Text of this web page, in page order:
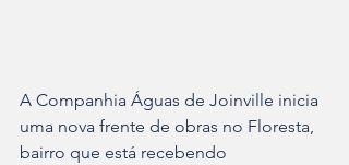
A Companhia Águas de Joinville inicia
uma nova frente de obras no Floresta,
bairro que está recebendo